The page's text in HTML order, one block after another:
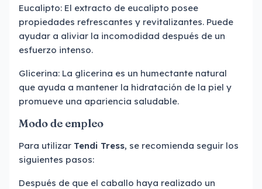
Eucalipto: El extracto de eucalipto posee
propiedades refrescantes y revitalizantes. Puede
ayudar a aliviar la incomodidad después de un
esfuerzo intenso.
Glicerina: La glicerina es un humectante natural
que ayuda a mantener la hidratación de la piel y
promueve una apariencia saludable.
Modo de empleo
Para utilizar Tendi Tress, se recomienda seguir los
siguientes pasos:
Después de que el caballo haya realizado un